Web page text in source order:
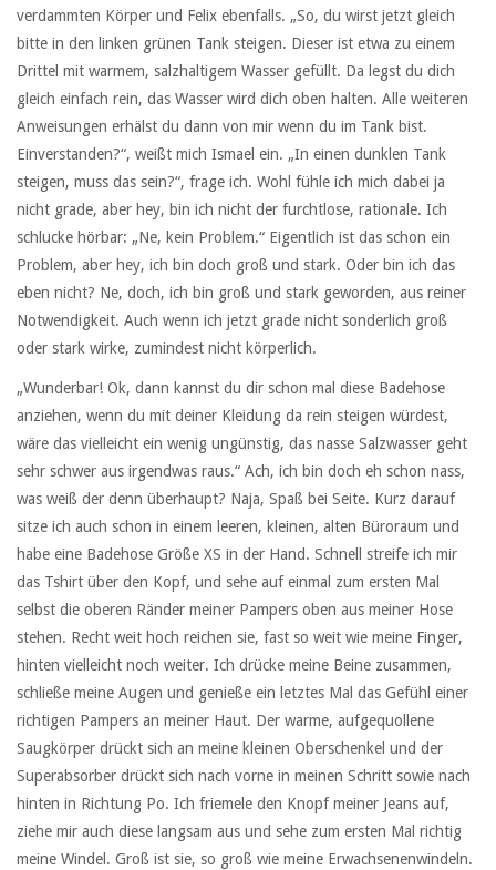
verdammten Körper und Felix ebenfalls. „So, du wirst jetzt gleich
bitte in den linken grünen Tank steigen. Dieser ist etwa zu einem
Drittel mit warmem, salzhaltigem Wasser gefüllt. Da legst du dich
gleich einfach rein, das Wasser wird dich oben halten. Alle weiteren
Anweisungen erhälst du dann von mir wenn du im Tank bist.
Einverstanden?“, weißt mich Ismael ein. „In einen dunklen Tank
steigen, muss das sein?“, frage ich. Wohl fühle ich mich dabei ja
nicht grade, aber hey, bin ich nicht der furchtlose, rationale. Ich
schlucke hörbar: „Ne, kein Problem.“ Eigentlich ist das schon ein
Problem, aber hey, ich bin doch groß und stark. Oder bin ich das
eben nicht? Ne, doch, ich bin groß und stark geworden, aus reiner
Notwendigkeit. Auch wenn ich jetzt grade nicht sonderlich groß
oder stark wirke, zumindest nicht körperlich.
„Wunderbar! Ok, dann kannst du dir schon mal diese Badehose
anziehen, wenn du mit deiner Kleidung da rein steigen würdest,
wäre das vielleicht ein wenig ungünstig, das nasse Salzwasser geht
sehr schwer aus irgendwas raus.“ Ach, ich bin doch eh schon nass,
was weiß der denn überhaupt? Naja, Spaß bei Seite. Kurz darauf
sitze ich auch schon in einem leeren, kleinen, alten Büroraum und
habe eine Badehose Größe XS in der Hand. Schnell streife ich mir
das Tshirt über den Kopf, und sehe auf einmal zum ersten Mal
selbst die oberen Ränder meiner Pampers oben aus meiner Hose
stehen. Recht weit hoch reichen sie, fast so weit wie meine Finger,
hinten vielleicht noch weiter. Ich drücke meine Beine zusammen,
schließe meine Augen und genieße ein letztes Mal das Gefühl einer
richtigen Pampers an meiner Haut. Der warme, aufgequollene
Saugkörper drückt sich an meine kleinen Oberschenkel und der
Superabsorber drückt sich nach vorne in meinen Schritt sowie nach
hinten in Richtung Po. Ich friemele den Knopf meiner Jeans auf,
ziehe mir auch diese langsam aus und sehe zum ersten Mal richtig
meine Windel. Groß ist sie, so groß wie meine Erwachsenenwindeln.